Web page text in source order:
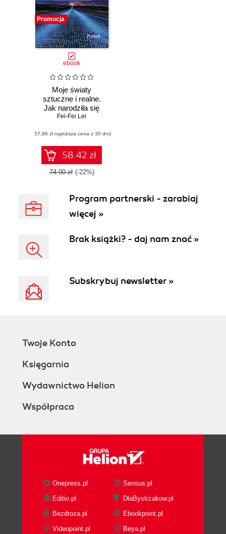
Promocja
ebook
Moje światy
sztuczne i realne.
Jak narodziła się
AI najnowszej
Fei-Fei Lei
(57,86 zł najniższa cena z 30 dni)
58.42 zł
74.90 zł (-22%)
Program partnerski - zarabiaj
więcej »
Brak książki? - daj nam znać »
Subskrybuj newsletter »
Twoje Konto
Księgarnia
Wydawnictwo Helion
Współpraca
Onepress.pl
Sensus.pl
Editio.pl
DlaBystrzakow.pl
Bezdroza.pl
Ebookpoint.pl
Videopoint.pl
Beya.pl